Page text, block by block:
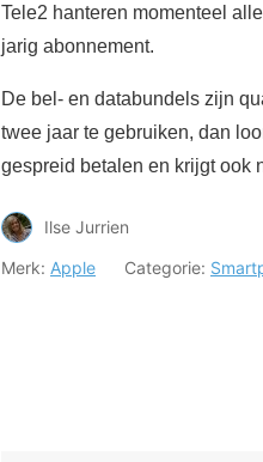
Tele2 hanteren momenteel
jarig abonnement.
De bel- en databundels zijn
twee jaar te gebruiken, dan
gespreid betalen en krijgt ook
Ilse Jurrien
Merk: Apple Categorie: